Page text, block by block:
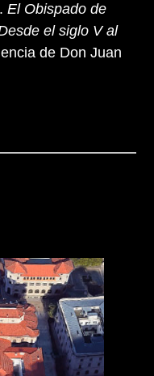
El Obispado de
el siglo V al
de Don Juan